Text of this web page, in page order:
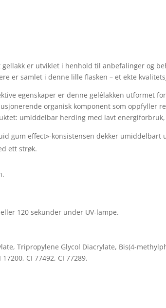
er utviklet i henhold til anbefalinger og
er samlet i denne lille flasken – et ekte
egenskaper er denne gelélakken utformet
organisk komponent som oppfyller
umiddelbar herding med lavt
gum effect»-konsistensen dekker umiddelbart
ett strøk.
120 sekunder under UV-lampe.
Tripropylene Glycol Diacrylate, Bis(4-
CI 77492, CI 77289.